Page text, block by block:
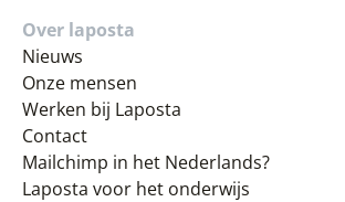
Over laposta
Nieuws
Onze mensen
Werken bij Laposta
Contact
Mailchimp in het Nederlands?
Laposta voor het onderwijs